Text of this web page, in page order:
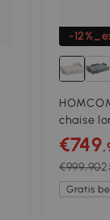
-
chaise
velours,
€749
€999,90
Gratis